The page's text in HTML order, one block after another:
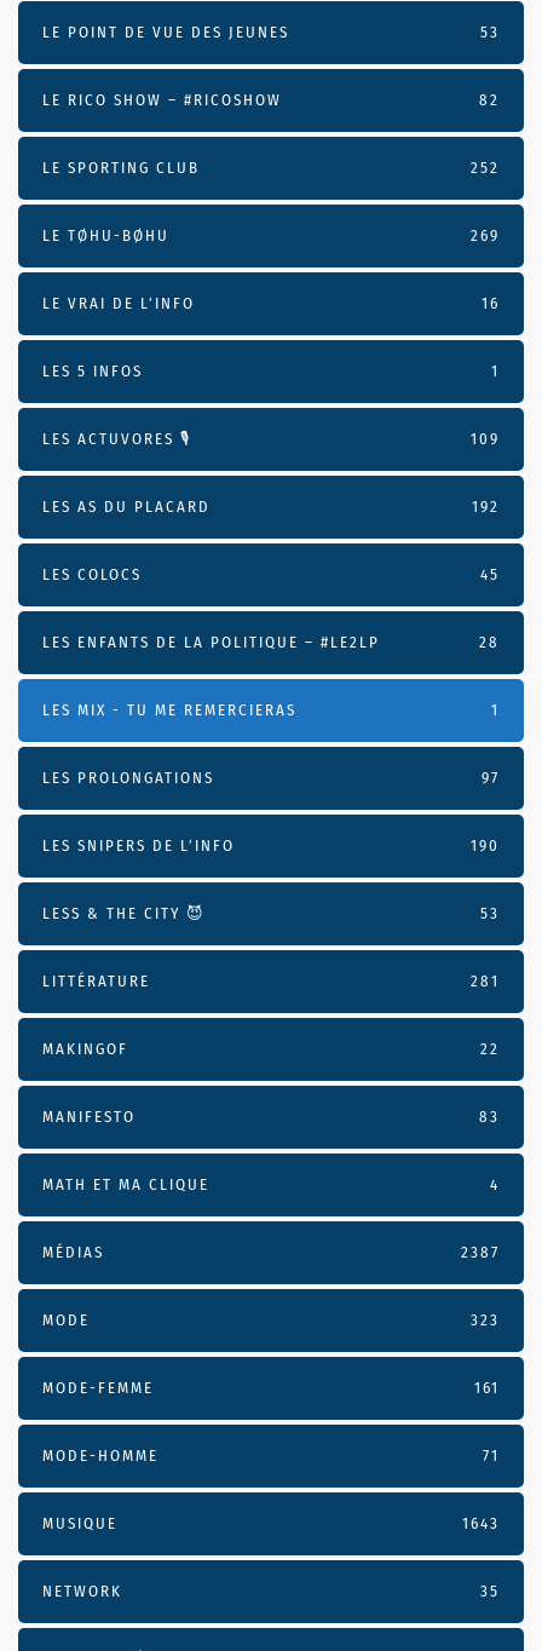
LE POINT DE VUE DES JEUNES 53
LE RICO SHOW – #RICOSHOW 82
LE SPORTING CLUB 252
LE TØHU-BØHU 269
LE VRAI DE L’INFO 16
LES 5 INFOS 1
LES ACTUVORES 🎙 109
LES AS DU PLACARD 192
LES COLOCS 45
LES ENFANTS DE LA POLITIQUE – #LE2LP 28
LES MIX - TU ME REMERCIERAS 1
LES PROLONGATIONS 97
LES SNIPERS DE L’INFO 190
LESS & THE CITY 😈 53
LITTÉRATURE 281
MAKINGOF 22
MANIFESTO 83
MATH ET MA CLIQUE 4
MÉDIAS 2387
MODE 323
MODE-FEMME 161
MODE-HOMME 71
MUSIQUE 1643
NETWORK 35